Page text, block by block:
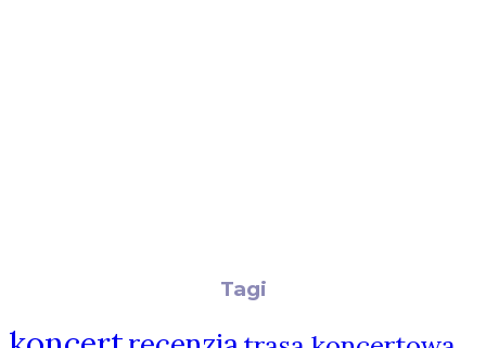
Tagi